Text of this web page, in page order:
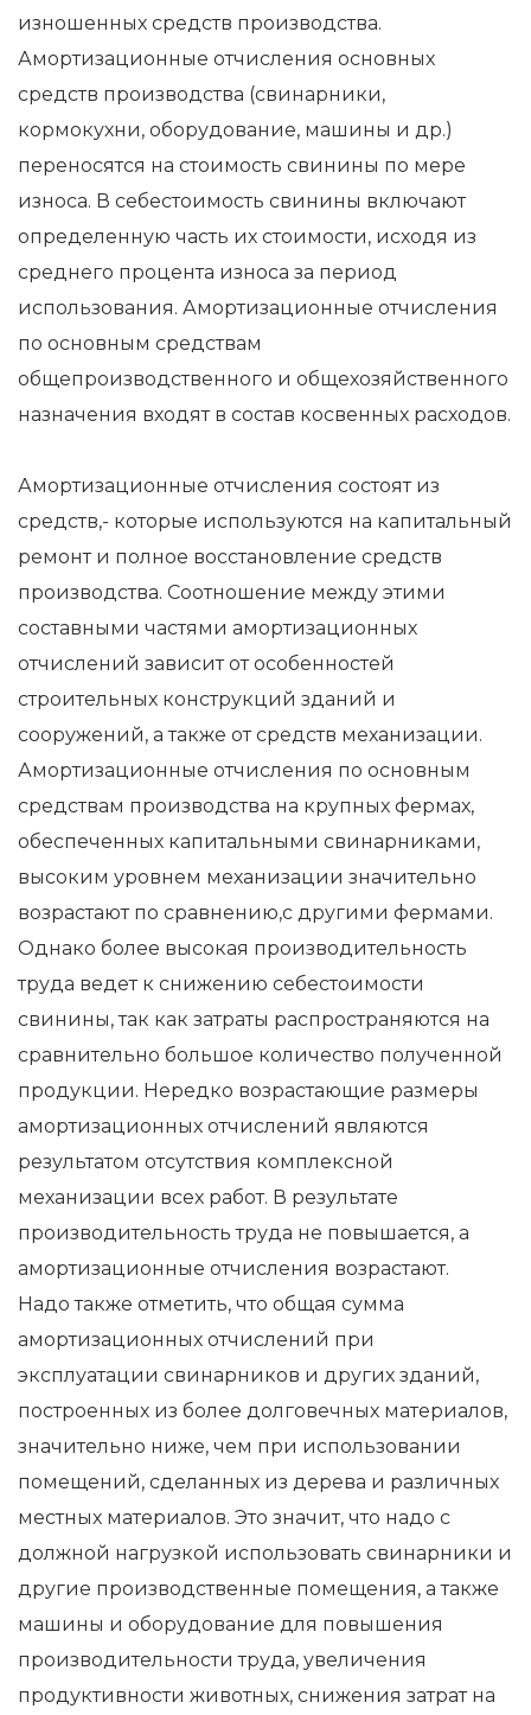
изношенных средств производства.
Амортизационные отчисления основных
средств производства (свинарники,
кормокухни, оборудование, машины и др.)
переносятся на стоимость свинины по мере
износа. В себестоимость свинины включают
определенную часть их стоимости, исходя из
среднего процента износа за период
использования. Амортизационные отчисления
по основным средствам
общепроизводственного и общехозяйственного
назначения входят в состав косвенных расходов.
Амортизационные отчисления состоят из
средств,- которые используются на капитальный
ремонт и полное восстановление средств
производства. Соотношение между этими
составными частями амортизационных
отчислений зависит от особенностей
строительных конструкций зданий и
сооружений, а также от средств механизации.
Амортизационные отчисления по основным
средствам производства на крупных фермах,
обеспеченных капитальными свинарниками,
высоким уровнем механизации значительно
возрастают по сравнению,с другими фермами.
Однако более высокая производительность
труда ведет к снижению себестоимости
свинины, так как затраты распространяются на
сравнительно большое количество полученной
продукции. Нередко возрастающие размеры
амортизационных отчислений являются
результатом отсутствия комплексной
механизации всех работ. В результате
производительность труда не повышается, а
амортизационные отчисления возрастают.
Надо также отметить, что общая сумма
амортизационных отчислений при
эксплуатации свинарников и других зданий,
построенных из более долговечных материалов,
значительно ниже, чем при использовании
помещений, сделанных из дерева и различных
местных материалов. Это значит, что надо с
должной нагрузкой использовать свинарники и
другие производственные помещения, а также
машины и оборудование для повышения
производительности труда, увеличения
продуктивности животных, снижения затрат на